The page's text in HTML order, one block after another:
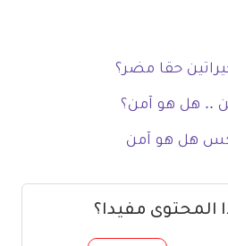
حقا مضر؟
.. هل هو آمن؟
هل هو آمن
المحتوى مفيدا؟